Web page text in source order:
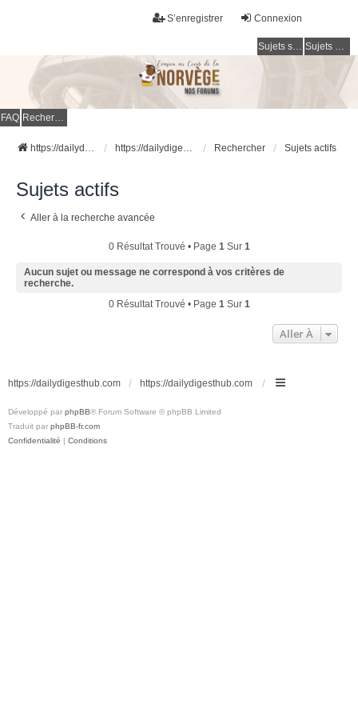
Connexion
S’enregistrer
Sujets sans réponse Sujets actifs
FAQ Rechercher
https://dailydigesthub.com https://dailydigesthub.com Rechercher Sujets actifs
Sujets actifs
Aller à la recherche avancée
0 Résultat Trouvé • Page 1Sur 1
Aucun sujet ou message ne correspond à vos critères de
recherche.
0 Résultat Trouvé • Page 1Sur 1
Aller À
https://dailydigesthub.com https://dailydigesthub.com
Développé par phpBB® Forum Software © phpBB Limited
Traduit par phpBB-fr.com
Confidentialité | Conditions